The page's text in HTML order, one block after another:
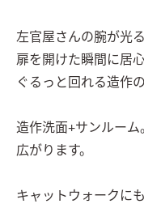
左官屋さんの腕が光
扉を開けた瞬間に居
ぐるっと回れる造作
造作洗面+サンルー
広がります。
キャットウォークに